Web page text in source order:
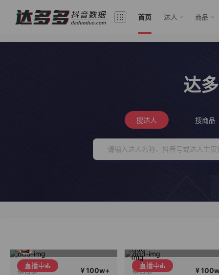
首页 达人 商品
达
搜达人 搜商品
直播中
销售额 ¥ 100w+
直播中
销售额 ¥